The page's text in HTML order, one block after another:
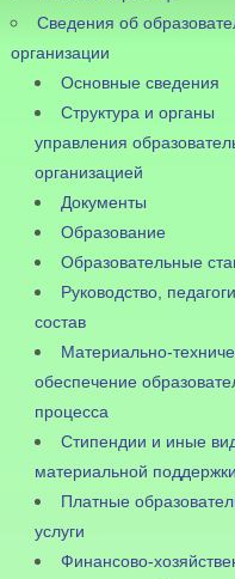
Сведения об
организации
Основные сведения
Структура и органы
управления
организацией
Документы
Образование
Образовательные
Руководство,
состав
Материально-
обеспечение
процесса
Стипендии и иные
материальной поддержки
Платные
услуги
Финансово-